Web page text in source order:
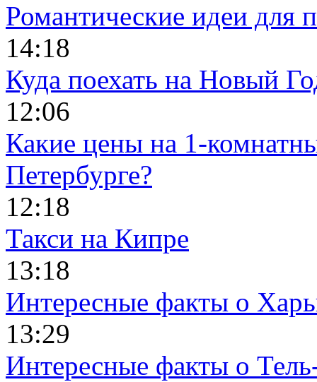
Романтические идеи для
14:18
Куда поехать на Новый
12:06
Какие цены на 1-
Петербурге?
12:18
Такси на Кипре
13:18
Интересные факты о
13:29
Интересные факты о